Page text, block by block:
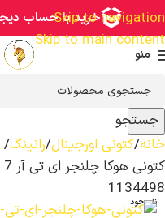
Skip to navigation
Skip to main content
منو
جستجو
خانه کتونی اورجینال رانینگ
1134498
ناموجود